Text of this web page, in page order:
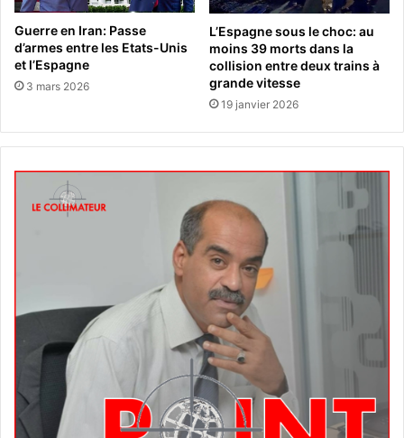
Guerre en Iran: Passe
d’armes entre les Etats-Unis
et l’Espagne
3 mars 2026
L’Espagne sous le choc: au
moins 39 morts dans la
collision entre deux trains à
grande vitesse
19 janvier 2026